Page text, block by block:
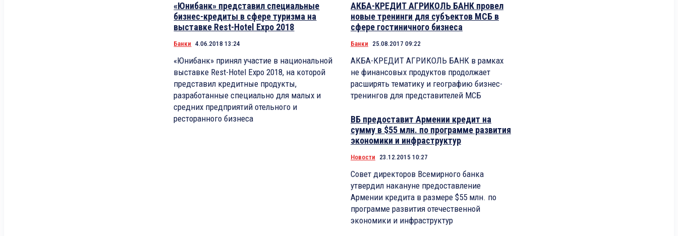
«Юнибанк» представил специальные
бизнес-кредиты в сфере туризма на
выставке Rest-Hotel Expo 2018
Банки 4.06.2018 13:24
«Юнибанк» принял участие в национальной
выставке Rest-Hotel Expo 2018, на которой
представил кредитные продукты,
разработанные специально для малых и
средних предприятий отельного и
ресторанного бизнеса
АКБА-КРЕДИТ АГРИКОЛЬ БАНК провел
новые тренинги для субъектов МСБ в
сфере гостиничного бизнеса
Банки 25.08.2017 09:22
АКБА-КРЕДИТ АГРИКОЛЬ БАНК в рамках
не финансовых продуктов продолжает
расширять тематику и географию бизнес-
тренингов для представителей МСБ
ВБ предоставит Армении кредит на
сумму в $55 млн. по программе развития
экономики и инфраструктур
Новости 23.12.2015 10:27
Совет директоров Всемирного банка
утвердил накануне предоставление
Армении кредита в размере $55 млн. по
программе развития отечественной
экономики и инфраструктур